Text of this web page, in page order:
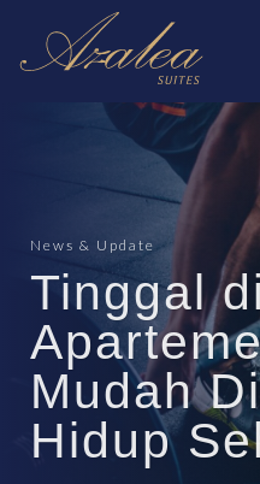
News & Update
Tinggal di
Mudah
Hidup